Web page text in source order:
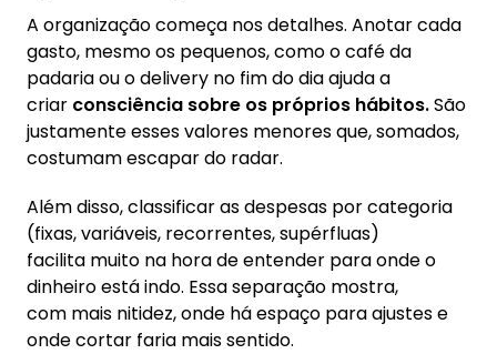
A organização começa nos detalhes. Anotar cada
gasto, mesmo os pequenos, como o café da
padaria ou o delivery no fim do dia ajuda a
criar consciência sobre os próprios hábitos.São
justamente esses valores menores que, somados,
costumam escapar do radar.
Além disso, classificar as despesas por categoria
(fixas, variáveis, recorrentes, supérfluas)
facilita muito na hora de entender para onde o
dinheiro está indo. Essa separação mostra,
com mais nitidez, onde há espaço para ajustes e
onde cortar faria mais sentido.